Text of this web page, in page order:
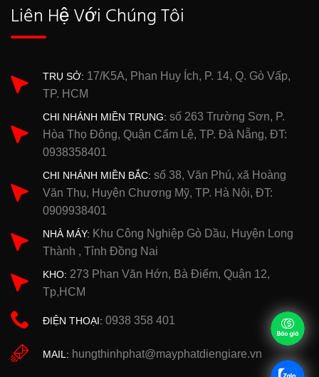
Liên Hệ Với Chúng Tôi
TRỤ SỞ: 17/K5A, Phan Huy Ích, P. 14, Q. Gò Vấp,
TP. HCM
CHI NHÁNH MIỀN TRUNG: số 263 Trường Sơn, P.
Hòa Thọ Đông, Quận Cẩm Lệ, TP. Đà Nẵng, ĐT:
0938358401
CHI NHÁNH MIỀN BẮC: số 38, Văn Phú, xã Hoàng
Văn Thụ, Huyện Chương Mỹ, TP. Hà Nội, ĐT:
0909938401
NHÀ MÁY: Khu Công Nghiệp Gò Dầu, Huyện Long
Thành , Tỉnh Đồng Nai
KHO: 273 Phan Văn Hớn, Bà Điểm, Quận 12,
Tp,HCM
ĐIỆN THOẠI: 0938 358 401
MAIL: hungthinhphat@mayphatdiengiare.vn